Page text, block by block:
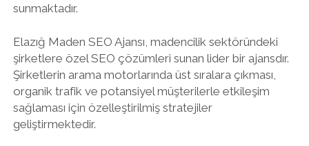
sunmaktadır.
Elazığ Maden SEO Ajansı, madencilik sektöründeki
şirketlere özel SEO çözümleri sunan lider bir ajansdır.
Şirketlerin arama motorlarında üst sıralara çıkması,
organik trafik ve potansiyel müşterilerle etkileşim
sağlaması için özelleştirilmiş stratejiler
geliştirmektedir.